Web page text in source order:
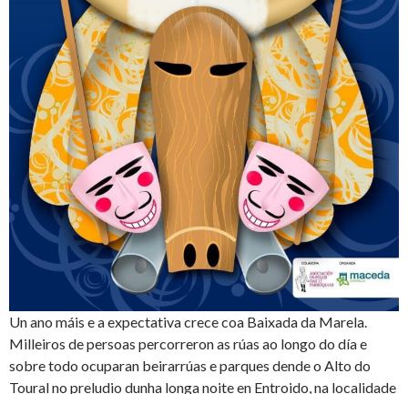
Un ano máis e a expectativa crece coa Baixada da Marela.
Milleiros de persoas percorreron as rúas ao longo do día e
sobre todo ocuparan beirarrúas e parques dende o Alto do
Toural no preludio dunha longa noite en Entroido, na localidade